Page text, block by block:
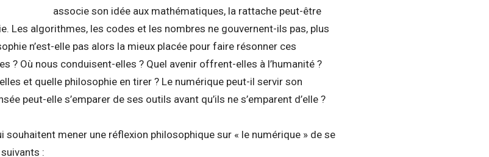
associe son idée aux mathématiques, la rattache peut-être
Les algorithmes, les codes et les nombres ne gouvernent-ils pas, plus
n’est-elle pas alors la mieux placée pour faire résonner ces
? Où nous conduisent-elles ? Quel avenir offrent-elles à l’humanité ?
et quelle philosophie en tirer ? Le numérique peut-il servir son
peut-elle s’emparer de ses outils avant qu’ils ne s’emparent d’elle ?
souhaitent mener une réflexion philosophique sur « le numérique » de se
: